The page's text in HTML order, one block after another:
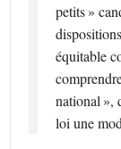
petits »
équitable
national »,
loi une